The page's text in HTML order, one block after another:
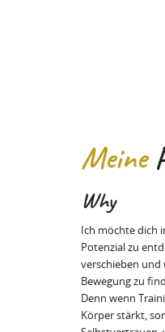
Meine
Why
Ich möchte dich
Potenzial zu
verschieben und
Bewegung zu
Denn wenn
Körper stärkt,